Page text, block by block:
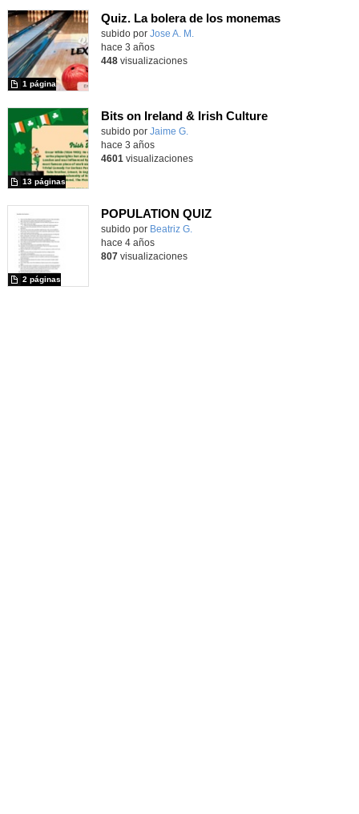
Quiz. La bolera de los monemas
Contenido educativo.
subido por Jose A. M.
1 página
hace 3 años
448visualizaciones
Bits on Ireland & Irish Culture
Contenido educativo.
subido por Jaime G.
13 páginas
hace 3 años
4601 visualizaciones
POPULATION QUIZ
Contenido educativo.
subido por Beatriz G.
2 páginas
hace 4 años
807 visualizaciones